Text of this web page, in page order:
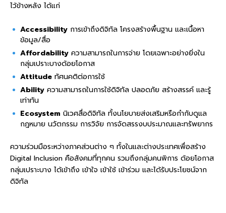
ไว้ข้างหลัง ได้แก่
Accessibility การเข้าถึงดิจิทัล โครงสร้างพื้นฐาน และเนื้อหา
ข้อมูล/สื่อ
Affordability ความสามารถในการจ่าย โดยเฉพาะอย่างยิ่งใน
กลุ่มเปราะบางด้อยโอกาส
Attitude ทัศนคติต่อการใช้
Ability ความสามารถในการใช้ดิจิทัล ปลอดภัย สร้างสรรค์ และรู้
เท่าทัน
Ecosystem นิเวศสื่อดิจิทัล ทั้งนโยบายส่งเสริมหรือกำกับดูแล
กฎหมาย นวัตกรรม การวิจัย การจัดสรรงบประมาณและทรัพยากร
ความร่วมมือระหว่างภาคส่วนต่าง ๆ ทั้งในและต่างประเทศเพื่อสร้าง
Digital Inclusion คือสังคมที่ทุกคน รวมถึงกลุ่มคนพิการ ด้อยโอกาส
กลุ่มเปราะบาง ได้เข้าถึง เข้าใจ เข้าใช้ เข้าร่วม และได้รับประโยชน์จาก
ดิจิทัล